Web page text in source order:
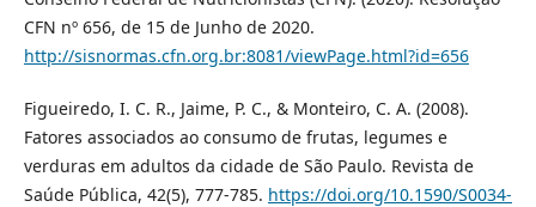
CFN nº 656, de 15 de Junho de 2020.
http://sisnormas.cfn.org.br:8081/viewPage.html?id=656
Figueiredo, I. C. R., Jaime, P. C., & Monteiro, C. A. (2008).
Fatores associados ao consumo de frutas, legumes e
verduras em adultos da cidade de São Paulo. Revista de
Saúde Pública, 42(5), 777-785. https://doi.org/10.1590/S0034-